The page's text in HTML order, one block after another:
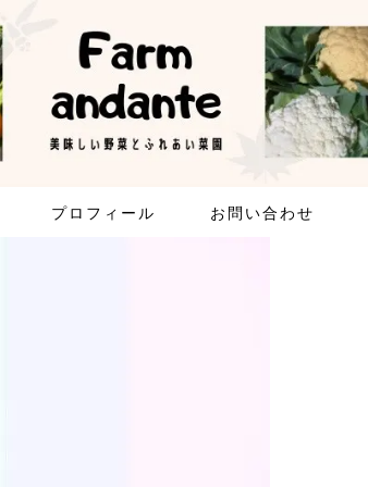
プロフィール お問い合わせ